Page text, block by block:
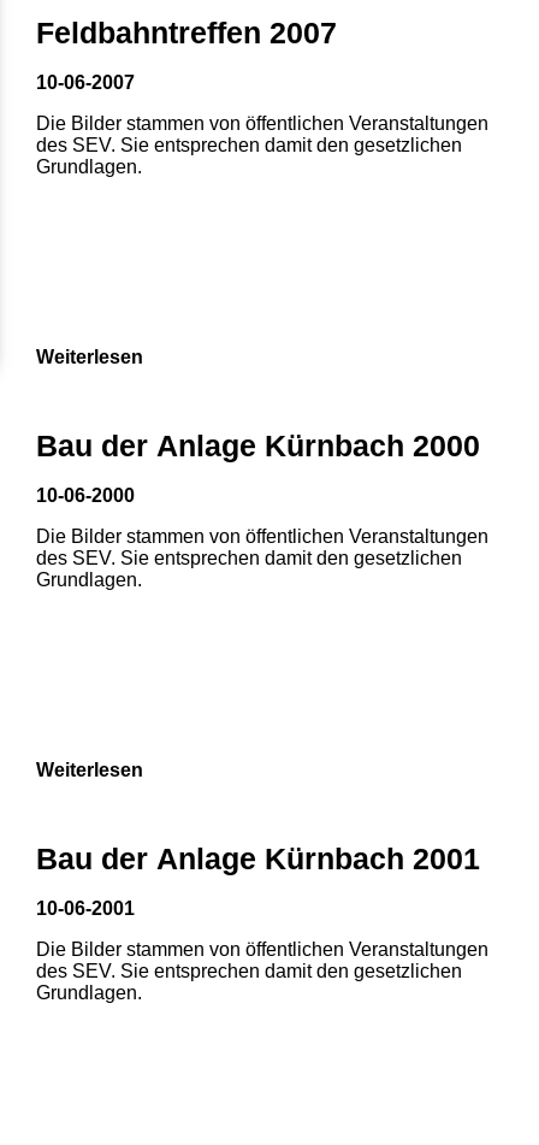
Feldbahntreffen 2007
10-06-2007
Die Bilder stammen von öffentlichen Veranstaltungen
des SEV. Sie entsprechen damit den gesetzlichen
Grundlagen.
Weiterlesen
Bau der Anlage Kürnbach 2000
10-06-2000
Die Bilder stammen von öffentlichen Veranstaltungen
des SEV. Sie entsprechen damit den gesetzlichen
Grundlagen.
Weiterlesen
Bau der Anlage Kürnbach 2001
10-06-2001
Die Bilder stammen von öffentlichen Veranstaltungen
des SEV. Sie entsprechen damit den gesetzlichen
Grundlagen.